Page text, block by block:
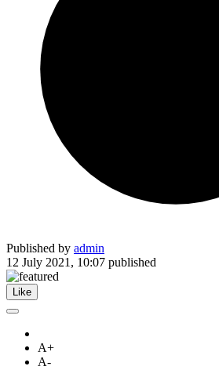
Published by admin
12 July 2021, 10:07 published
Like
A+
A-